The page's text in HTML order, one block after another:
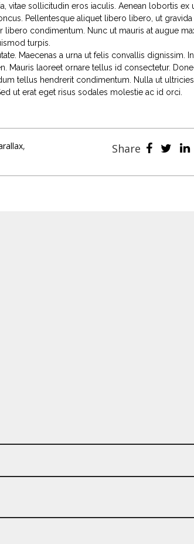
vitae sollicitudin eros iaculis. Aenean lobortis ex
Pellentesque aliquet libero libero, ut gravida
condimentum. Nunc ut mauris at augue
turpis.
Maecenas a urna ut felis convallis dignissim.
Mauris laoreet ornare tellus id consectetur.
tellus hendrerit condimentum. Nulla ut ultricies
ut erat eget risus sodales molestie ac id orci.
,
Share